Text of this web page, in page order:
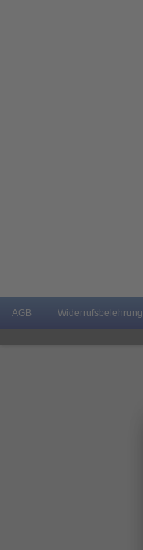
AGB Widerrufsbelehrung